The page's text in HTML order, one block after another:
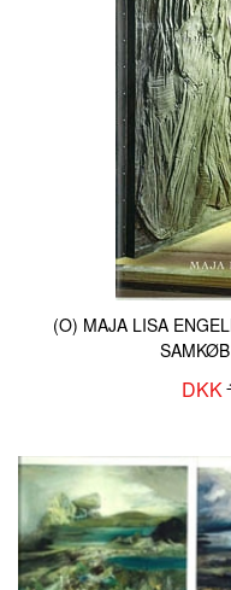
(O) MAJA LISA
DKK